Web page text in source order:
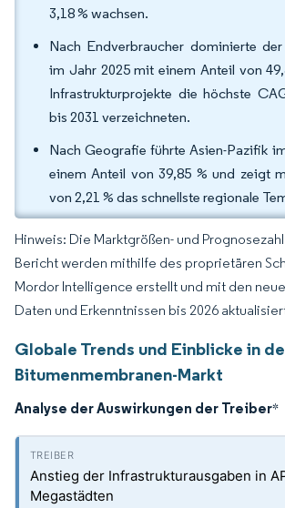
3,18 % wachsen.
Nach Endverbraucher dominierte der
im Jahr 2025 mit einem Anteil von
Infrastrukturprojekte die höchste
bis 2031 verzeichneten.
Nach Geografie führte Asien-Pazifik
einem Anteil von 39,85 % und zeigt
von 2,21 % das schnellste regionale
Hinweis: Die Marktgrößen- und
Bericht werden mithilfe des proprietären
Mordor Intelligence erstellt und mit den
Daten und Erkenntnissen bis 2026
Globale Trends und Einblicke in
Bitumenmembranen-Markt
Analyse der Auswirkungen der Treiber*
Anstieg der Infrastrukturausgaben in
Megastädten